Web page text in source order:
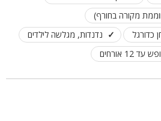
מקורה בחורף)
כדורגל
נדנדות, מגלשה לילדים
עד 12 אורחים